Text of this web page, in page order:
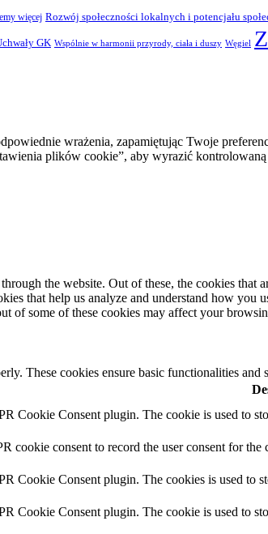
więcej Rozwój społeczności lokalnych i potencjału
GK Wspólnie w harmonii przyrody, ciała i duszy Węgiel
wrażenia, zapamiętując Twoje
plików cookie”, aby wyrazić kontrolowaną
the website. Out of these, the cookies that
that help us analyze and understand how
of some of these cookies may affect your
These cookies ensure basic functionalities
Cookie Consent plugin. The cookie is used to
cookie consent to record the user consent for
Cookie Consent plugin. The cookies is used to
Cookie Consent plugin. The cookie is used to